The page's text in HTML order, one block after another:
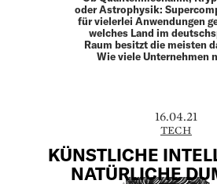
oder Astrophysik:
für vielerlei Anwendungen
welches Land im
Raum besitzt die meisten
Wie viele Unternehmen
16.04.21
TECH
KÜNSTLICHE
NATÜRLICHE